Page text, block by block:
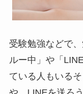
受験勉強などで
ルー中」や「
ている人もいる